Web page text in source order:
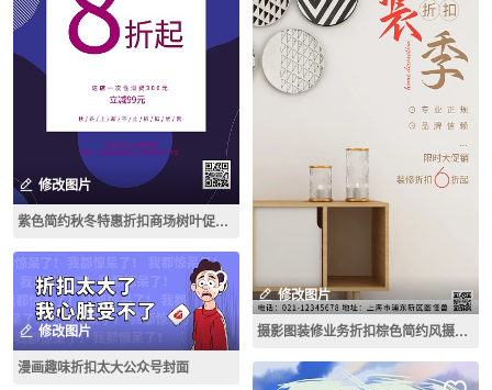
修改图片
紫色简约秋冬特惠折扣商场树叶促销海报模板
修改图片
漫画趣味折扣太大公众号封面
修改图片
摄影图装修业务折扣棕色简约风摄影图海报